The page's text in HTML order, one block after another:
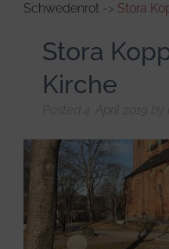
Aussenfarben
Innenfarben
Verdünner & Reiniger
Infos & Tipps
Schwedenrot -> Stora
Stora
Kirche
Posted 4. April 2019 by